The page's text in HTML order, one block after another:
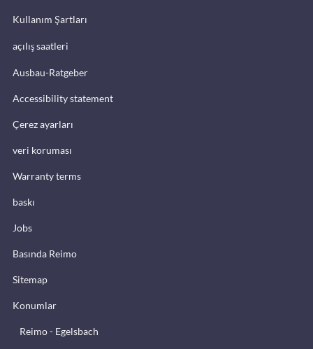
Kullanım Şartları
açılış saatleri
Ausbau-Ratgeber
Accessibility statement
Çerez ayarları
veri koruması
Warranty terms
baskı
Jobs
Basında Reimo
Sitemap
Konumlar
Reimo - Egelsbach